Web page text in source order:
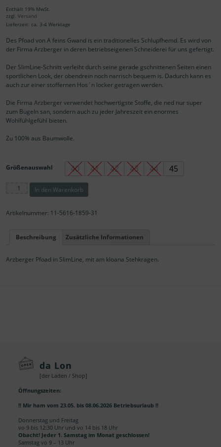
Enthält 19% MwSt.
zzgl. Versand
Lieferzeit: ca. 3-4 Werktage
Des Pfoad von A feins Gwand is ein traditionelles Schlupfhemd. Es wird von
der Firma Arzberger in deren betriebseigenen Schneiderei für uns gefertigt.
Der SlimLine-Schnitt verleiht durch seine gerade gschnittenen Seiten einen
sportlichen Look, der obendrein noch narrisch bequem is. Dadurch kann es
auch zur einer stoffernen Hos´n locker getragen werden.
Die Firma Arzberger verwendet hochwertigste Stoffe, die ned nur super
zum Bügeln san, sondern auch zu jeder Jahreszeit ein enormes
Wohlfühlgefühl bieten.
Zu 100% aus Baumwolle.
Größenauswahl 40 41 42 43 44 45
PFOAD
STEHKRAGEN
Menge
In den Warenkorb
Artikelnummer: 11-5616-1859-31
Beschreibung Zusätzliche Informationen
Arzberger Pfoad in SlimLine, mit am kloana Stehkragen.
da Lon
[der Laden / Shop]
Öffnungszeiten:
!! Mir ham vom 23.05. bis 08.06.2026 Betriebsurlaub !!
Donnerstag und Freitag
vo 9 bis 12:30 Uhr und vo 14 bis 18 Uhr
Obacht! Jeder 1. Samstag im Monat geschlossen!
Samstag vo 9 – 13 Uhr